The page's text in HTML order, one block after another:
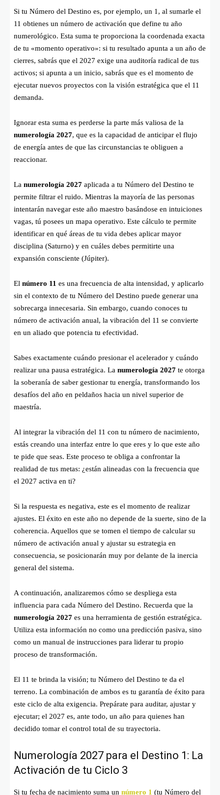
Si tu Número del Destino es, por ejemplo, un 1, al sumarle el
11 obtienes un número de activación que define tu año
numerológico. Esta suma te proporciona la coordenada exacta
de tu «momento operativo»: si tu resultado apunta a un año de
cierres, sabrás que el 2027 exige una auditoría radical de tus
activos; si apunta a un inicio, sabrás que es el momento de
ejecutar nuevos proyectos con la visión estratégica que el 11
demanda.
Ignorar esta suma es perderse la parte más valiosa de la
numerología 2027, que es la capacidad de anticipar el flujo
de energía antes de que las circunstancias te obliguen a
reaccionar.
La numerología 2027 aplicada a tu Número del Destino te
permite filtrar el ruido. Mientras la mayoría de las personas
intentarán navegar este año maestro basándose en intuiciones
vagas, tú posees un mapa operativo. Este cálculo te permite
identificar en qué áreas de tu vida debes aplicar mayor
disciplina (Saturno) y en cuáles debes permitirte una
expansión consciente (Júpiter).
El número 11 es una frecuencia de alta intensidad, y aplicarlo
sin el contexto de tu Número del Destino puede generar una
sobrecarga innecesaria. Sin embargo, cuando conoces tu
número de activación anual, la vibración del 11 se convierte
en un aliado que potencia tu efectividad.
Sabes exactamente cuándo presionar el acelerador y cuándo
realizar una pausa estratégica. La numerología 2027 te otorga
la soberanía de saber gestionar tu energía, transformando los
desafíos del año en peldaños hacia un nivel superior de
maestría.
Al integrar la vibración del 11 con tu número de nacimiento,
estás creando una interfaz entre lo que eres y lo que este año
te pide que seas. Este proceso te obliga a confrontar la
realidad de tus metas: ¿están alineadas con la frecuencia que
el 2027 activa en ti?
Si la respuesta es negativa, este es el momento de realizar
ajustes. El éxito en este año no depende de la suerte, sino de la
coherencia. Aquellos que se tomen el tiempo de calcular su
número de activación anual y ajustar su estrategia en
consecuencia, se posicionarán muy por delante de la inercia
general del sistema.
A continuación, analizaremos cómo se despliega esta
influencia para cada Número del Destino. Recuerda que la
numerología 2027 es una herramienta de gestión estratégica.
Utiliza esta información no como una predicción pasiva, sino
como un manual de instrucciones para liderar tu propio
proceso de transformación.
El 11 te brinda la visión; tu Número del Destino te da el
terreno. La combinación de ambos es tu garantía de éxito para
este ciclo de alta exigencia. Prepárate para auditar, ajustar y
ejecutar; el 2027 es, ante todo, un año para quienes han
decidido tomar el control total de su trayectoria.
Numerología 2027 para el Destino 1: La
Activación de tu Ciclo 3
Si tu fecha de nacimiento suma un número 1 (tu Número del